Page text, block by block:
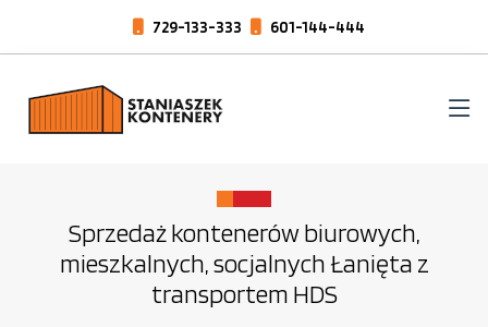
729-133-333 601-144-444
Sprzedaż kontenerów biurowych,
mieszkalnych, socjalnych Łanięta z
transportem HDS